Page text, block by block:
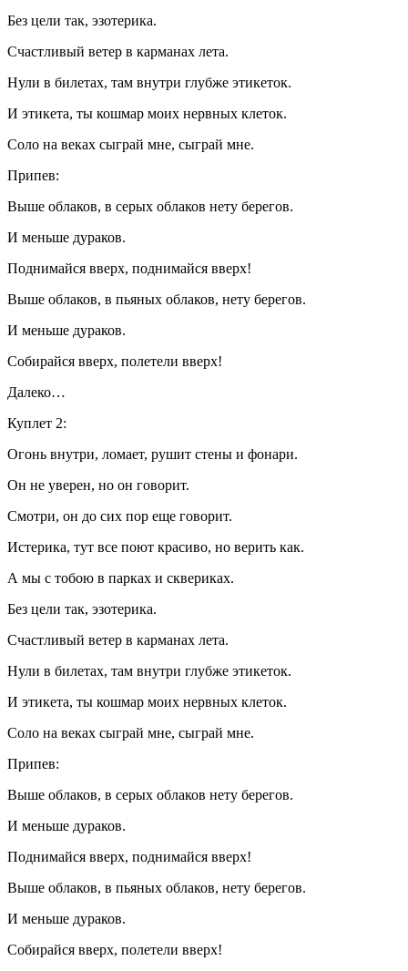
Без цели так, эзотерика.
Счастливый ветер в карманах лета.
Нули в билетах, там внутри глубже этикеток.
И этикета, ты кошмар моих нервных клеток.
Соло на веках сыграй мне, сыграй мне.
Припев:
Выше облаков, в серых облаков нету берегов.
И меньше дураков.
Поднимайся вверх, поднимайся вверх!
Выше облаков, в пьяных облаков, нету берегов.
И меньше дураков.
Собирайся вверх, полетели вверх!
Далеко…
Куплет 2:
Огонь внутри, ломает, рушит стены и фонари.
Он не уверен, но он говорит.
Смотри, он до сих пор еще говорит.
Истерика, тут все поют красиво, но верить как.
А мы с тобою в парках и сквериках.
Без цели так, эзотерика.
Счастливый ветер в карманах лета.
Нули в билетах, там внутри глубже этикеток.
И этикета, ты кошмар моих нервных клеток.
Соло на веках сыграй мне, сыграй мне.
Припев:
Выше облаков, в серых облаков нету берегов.
И меньше дураков.
Поднимайся вверх, поднимайся вверх!
Выше облаков, в пьяных облаков, нету берегов.
И меньше дураков.
Собирайся вверх, полетели вверх!